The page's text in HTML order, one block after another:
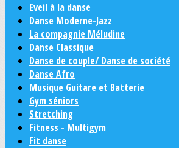
Eveil à la danse
Danse Moderne-Jazz
La compagnie Méludine
Danse Classique
Danse de couple/ Danse de société
Danse Afro
Musique Guitare et Batterie
Gym séniors
Stretching
Fitness - Multigym
Fit danse